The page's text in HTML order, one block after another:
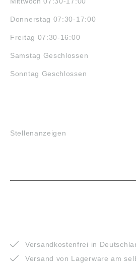
Donnerstag 07:30-17:00
Freitag 07:30-16:00
Samstag Geschlossen
Sonntag Geschlossen
Stellenanzeigen
Versandkostenfrei in
Versand von Lagerware am